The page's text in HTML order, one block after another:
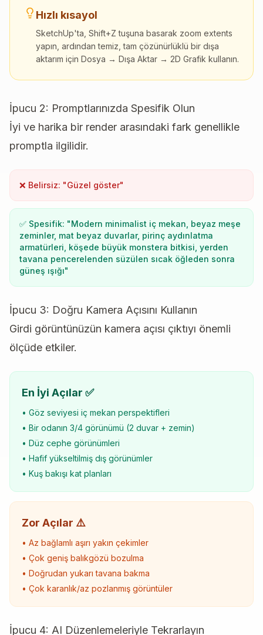
Hızlı kısayol
SketchUp'ta, Shift+Z tuşuna basarak zoom extents
yapın, ardından temiz, tam çözünürlüklü bir dışa
aktarım için Dosya → Dışa Aktar → 2D Grafik kullanın.
İpucu 2: Promptlarınızda Spesifik Olun
İyi ve harika bir render arasındaki fark genellikle
promptla ilgilidir.
❌ Belirsiz: "Güzel göster"
✅ Spesifik: "Modern minimalist iç mekan, beyaz meşe
zeminler, mat beyaz duvarlar, pirinç aydınlatma
armatürleri, köşede büyük monstera bitkisi, yerden
tavana pencerelenden süzülen sıcak öğleden sonra
güneş ışığı"
İpucu 3: Doğru Kamera Açısını Kullanın
Girdi görüntünüzün kamera açısı çıktıyı önemli
ölçüde etkiler.
En İyi Açılar ✅
• Göz seviyesi iç mekan perspektifleri
• Bir odanın 3/4 görünümü (2 duvar + zemin)
• Düz cephe görünümleri
• Hafif yükseltilmiş dış görünümler
• Kuş bakışı kat planları
Zor Açılar ⚠️
• Az bağlamlı aşırı yakın çekimler
• Çok geniş balıkgözü bozulma
• Doğrudan yukarı tavana bakma
• Çok karanlık/az pozlanmış görüntüler
İpucu 4: AI Düzenlemeleriyle Tekrarlayın